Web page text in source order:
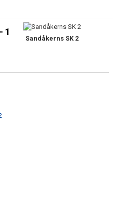
1
Sandåkerns SK 2